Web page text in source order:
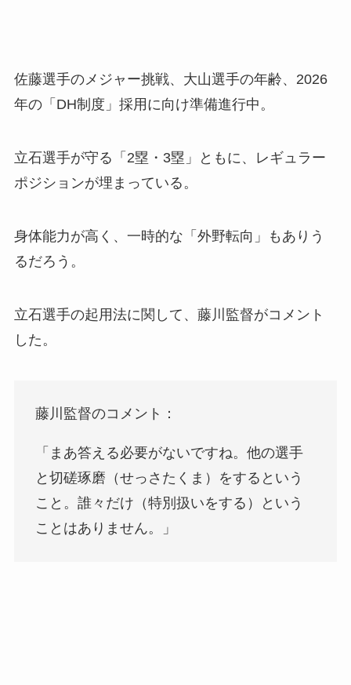
佐藤選手のメジャー挑戦、大山選手の年齢、2026
年の「DH制度」採用に向け準備進行中。
立石選手が守る「2塁・3塁」ともに、レギュラー
ポジションが埋まっている。
身体能力が高く、一時的な「外野転向」もありう
るだろう。
立石選手の起用法に関して、藤川監督がコメント
した。
藤川監督のコメント：
「まあ答える必要がないですね。他の選手
と切磋琢磨（せっさたくま）をするという
こと。誰々だけ（特別扱いをする）という
ことはありません。」